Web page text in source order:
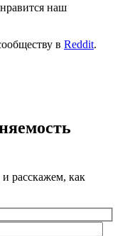
наш
в Reddit.
расскажем, как